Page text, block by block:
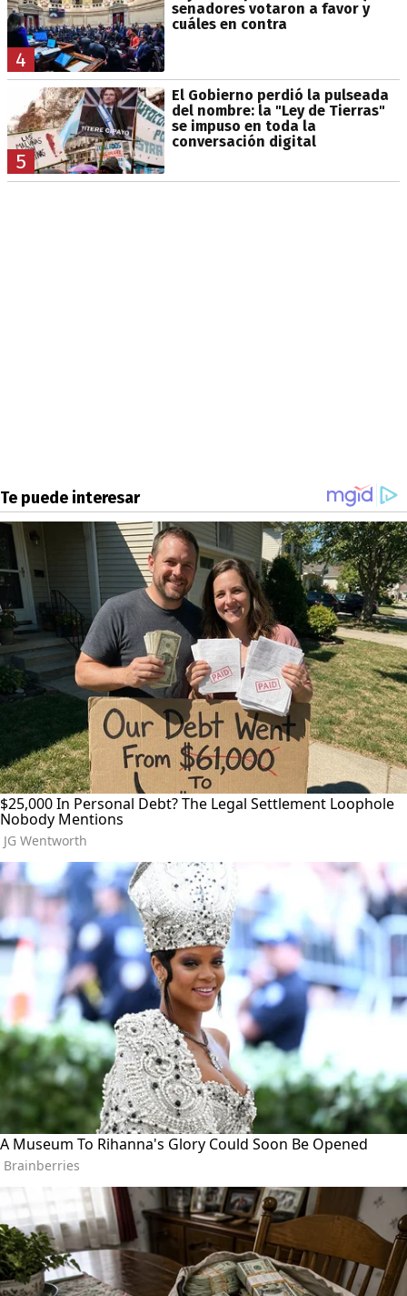
4
senadores votaron a favor y
cuáles en contra
5
El Gobierno perdió la pulseada
del nombre: la "Ley de Tierras"
se impuso en toda la
conversación digital